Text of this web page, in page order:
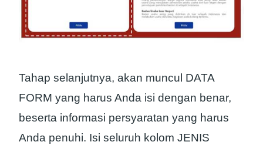
Tahap selanjutnya, akan muncul DATA
FORM yang harus Anda isi dengan benar,
beserta informasi persyaratan yang harus
Anda penuhi. Isi seluruh kolom JENIS